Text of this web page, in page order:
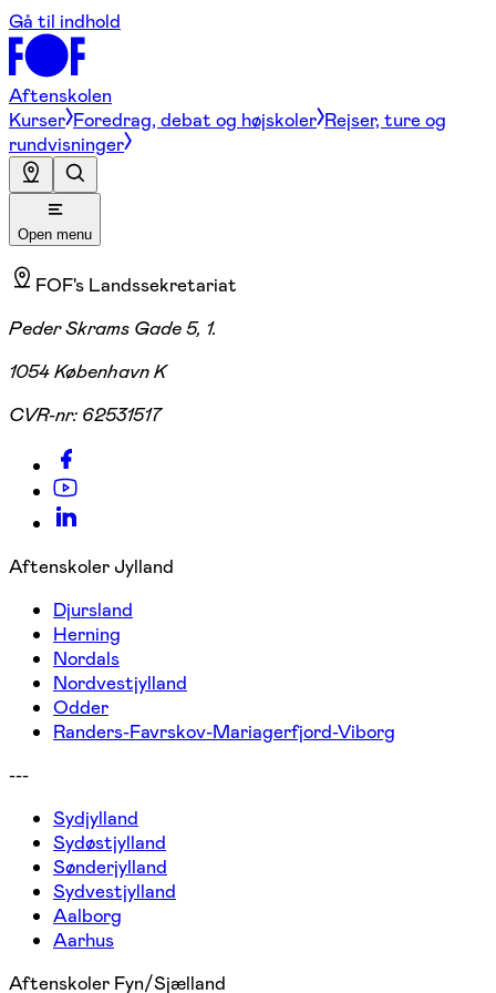
Gå til indhold
Aftenskolen
Kurser Foredrag, debat og højskoler Rejser, ture og
rundvisninger
Open menu
FOF's Landssekretariat
Peder Skrams Gade 5, 1.
1054 København K
CVR-nr: 62531517
Aftenskoler Jylland
Djursland
Herning
Nordals
Nordvestjylland
Odder
Randers-Favrskov-Mariagerfjord-Viborg
---
Sydjylland
Sydøstjylland
Sønderjylland
Sydvestjylland
Aalborg
Aarhus
Aftenskoler Fyn/Sjælland